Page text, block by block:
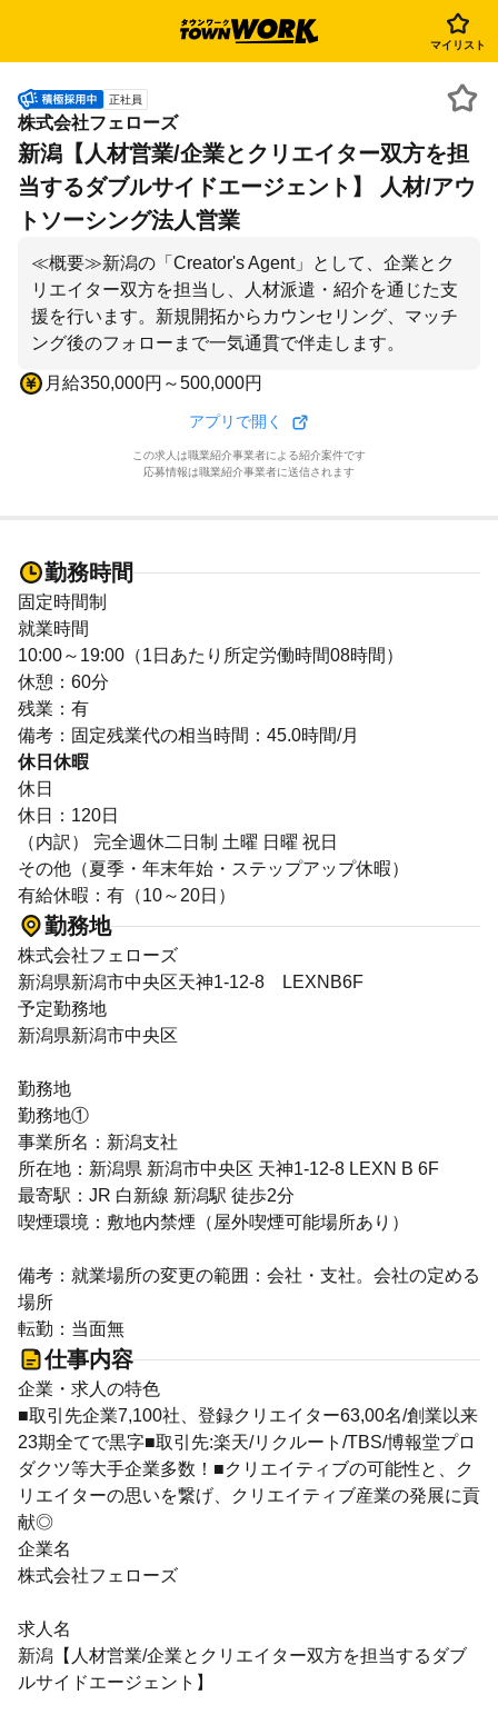
マイリスト
正社員
株式会社フェローズ
新潟【人材営業/企業とクリエイター双方を担
当するダブルサイドエージェント】 人材/アウ
トソーシング法人営業
≪概要≫新潟の「Creator's Agent」として、企業とク
リエイター双方を担当し、人材派遣・紹介を通じた支
援を行います。新規開拓からカウンセリング、マッチ
ング後のフォローまで一気通貫で伴走します。
月給350,000円～500,000円
アプリで開く
この求人は職業紹介事業者による紹介案件です
応募情報は職業紹介事業者に送信されます
勤務時間
固定時間制
就業時間
10:00～19:00（1日あたり所定労働時間08時間）
休憩：60分
残業：有
備考：固定残業代の相当時間：45.0時間/月
休日休暇
休日
休日：120日
（内訳） 完全週休二日制 土曜 日曜 祝日
その他（夏季・年末年始・ステップアップ休暇）
有給休暇：有（10～20日）
勤務地
株式会社フェローズ
新潟県新潟市中央区天神1-12-8 LEXNB6F
予定勤務地
新潟県新潟市中央区
勤務地
勤務地①
事業所名：新潟支社
所在地：新潟県 新潟市中央区 天神1-12-8 LEXN B 6F
最寄駅：JR 白新線 新潟駅 徒歩2分
喫煙環境：敷地内禁煙（屋外喫煙可能場所あり）
備考：就業場所の変更の範囲：会社・支社。会社の定める
場所
転勤：当面無
仕事内容
企業・求人の特色
■取引先企業7,100社、登録クリエイター63,00名/創業以来
23期全てで黒字■取引先:楽天/リクルート/TBS/博報堂プロ
ダクツ等大手企業多数！■クリエイティブの可能性と、ク
リエイターの思いを繋げ、クリエイティブ産業の発展に貢
献◎
企業名
株式会社フェローズ
求人名
新潟【人材営業/企業とクリエイター双方を担当するダブ
ルサイドエージェント】